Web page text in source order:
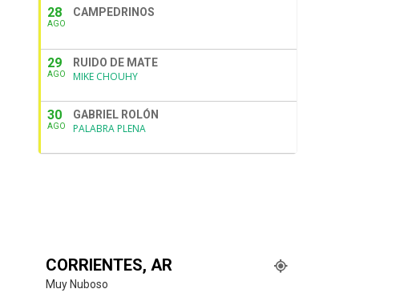
28
AGO
CAMPEDRINOS
29
AGO
RUIDO DE MATE
MIKE CHOUHY
30
AGO
GABRIEL ROLÓN
PALABRA PLENA
CORRIENTES, AR
Muy Nuboso